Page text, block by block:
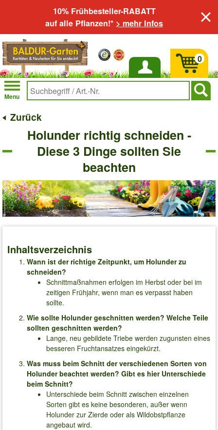
10% Frühbesteller-RABATT
auf alle Pflanzen!* > mehr Infos
Anmelden
Menu
0
Zurück
Holunder richtig schneiden -
Diese 3 Dinge sollten Sie
beachten
Inhaltsverzeichnis
Wann ist der richtige Zeitpunkt, um Holunder zu
schneiden?
Schnittmaßnahmen erfolgen im Herbst oder bei im
zeitigen Frühjahr, wenn man es verpasst haben
sollte.
Wie sollte Holunder geschnitten werden? Welche Teile
sollten geschnitten werden?
Lange, neu gebildete Triebe werden zugunsten eines
besseren Fruchtansatzes eingekürzt.
Was muss beim Schnitt der verschiedenen Sorten von
Holunder beachtet werden? Gibt es hier Unterschiede
beim Schnitt?
Unterschiede beim Schnitt zwischen einzelnen
Sorten gibt es keine besonderen, außer wenn
Holunder zur Zierde oder als Wildobstpflanze
angebaut wird.